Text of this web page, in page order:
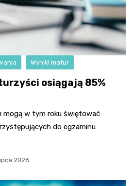
Wyniki matur
osiągają 85%
mogą w tym roku świętować
do egzaminu
2026